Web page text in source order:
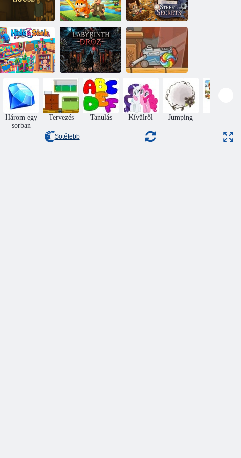
Menekülj el
furcsa lány
házából
Keresse meg
Brainrot Obbyt
Rejtett Tárgy A
titkok utcája
Bújócska Droz labirintusa
Keresse meg a
Candy
Három egy
sorban
Tervezés Tanulás Kívülről Jumping
Sötétebb